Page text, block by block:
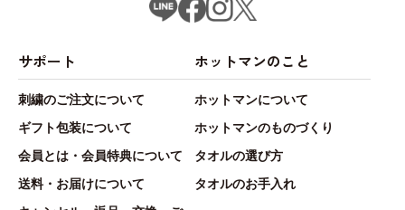
サポート
刺繍のご注文について
ギフト包装について
会員とは・会員特典について
送料・お届けについて
ホットマンのこと
ホットマンについて
ホットマンのものづくり
タオルの選び方
タオルのお手入れ